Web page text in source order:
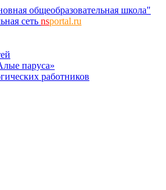
общеобразовательная школа"
сеть nsportal.ru
паруса»
работников